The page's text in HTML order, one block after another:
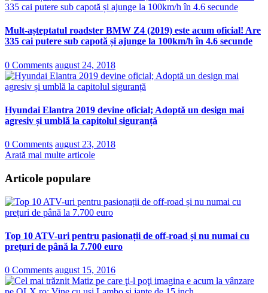
Mult-așteptatul roadster BMW Z4 (2019) este acum oficial! Are
335 cai putere sub capotă și ajunge la 100km/h în 4.6 secunde
0 Comments august 24, 2018
Hyundai Elantra 2019 devine oficial; Adoptă un design mai
agresiv și umblă la capitolul siguranță
0 Comments august 23, 2018
Arată mai multe articole
Articole populare
Top 10 ATV-uri pentru pasionații de off-road și nu numai cu
prețuri de până la 7.700 euro
0 Comments august 15, 2016